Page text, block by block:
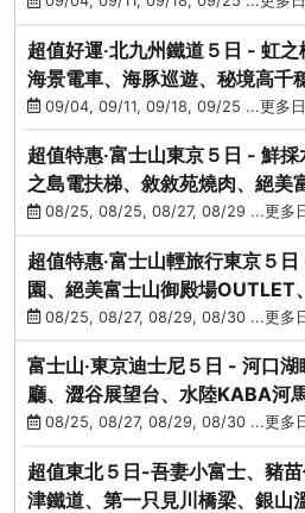
超值好運‧北九州鐵道５日 - 虹
海景電車、海豚巡遊、秘境高千
光列車-台中出發
09/04, 09/11, 09/18, 09/25 ...更多
超值特惠‧富士山東京５日 - 鮮
之島電扶梯、敘敘苑燒肉、絕美
08/25, 08/25, 08/27, 08/29 ...更多
超值特惠‧富士山輕旅行東京５
園、絕美富士山御殿場OUTLET
小江戶
08/25, 08/27, 08/29, 08/30 ...更多
富士山‧東京迪士尼５日 - 河口
廳、澀谷展望台、水陸KABA河
饌、季節採果
08/25, 08/27, 08/29, 08/30 ...更多
超值東北５日-吾妻小富士、豬
津鐵道、第一只見川橋梁、銀山